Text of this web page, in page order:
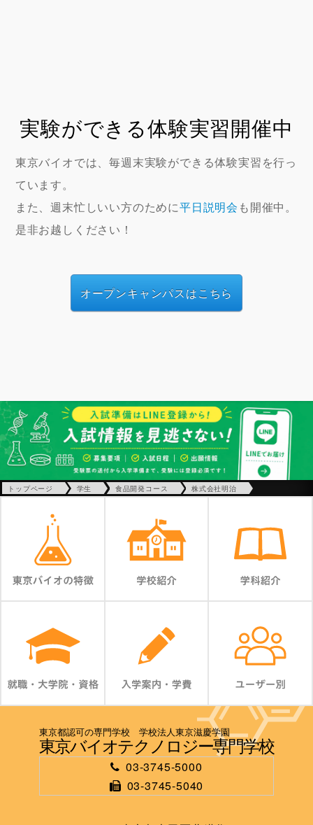
実験ができる体験実習開催中
東京バイオでは、毎週末実験ができる体験実習を行っ
ています。
また、週末忙しいい方のために平日説明会 も開催中。
是非お越しください！
オープンキャンパスはこちら
トップページ 学生 食品開発コース 株式会社明治
東京都認可の専門学校 学校法人東京滋慶学園
東京バイオテクノロジー専門学校
03-3745-5000
03-3745-5040